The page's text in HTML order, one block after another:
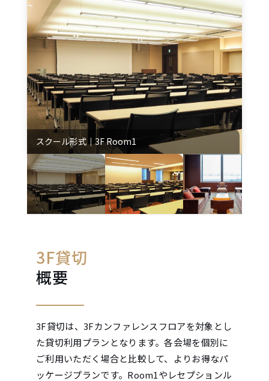
スクール形式｜3F Room1
3F貸切
概要
3F貸切は、3Fカンファレンスフロアを対象とし
た貸切利用プランとなります。各会場を個別に
ご利用いただく場合と比較して、よりお得なパ
ッケージプランです。Room1やレセプションル